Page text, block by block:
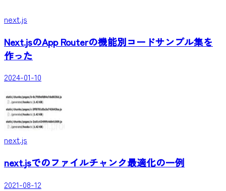
next.js
Next.jsのApp Routerの機能別コードサンプル集を
作った
2024-01-10
next.js
next.jsでのファイルチャンク最適化の一例
2021-08-12